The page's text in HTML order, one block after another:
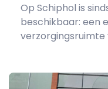
Op Schiphol is
beschikbaar: een
verzorgingsruimte